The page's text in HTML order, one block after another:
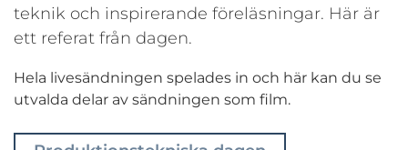
teknik och inspirerande föreläsningar. Här är
ett referat från dagen.
Hela livesändningen spelades in och här kan du se
utvalda delar av sändningen som film.